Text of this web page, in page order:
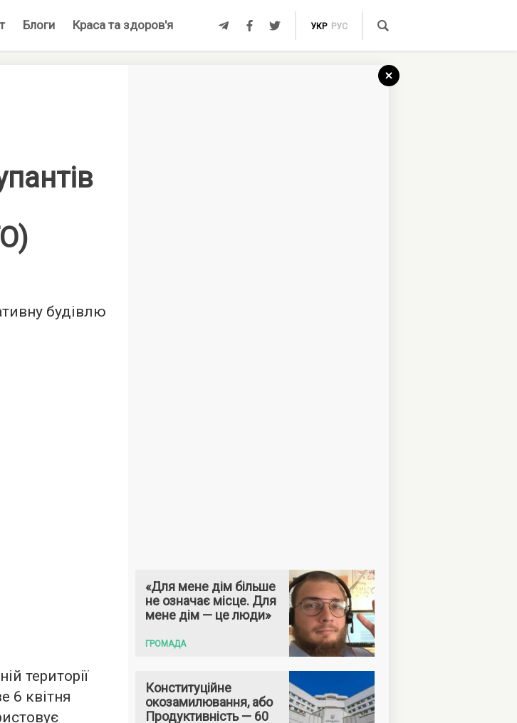
Блоги Краса та здоров'я УКР РУС
будівлю
території
6 квітня
«Для мене дім більше
не означає місце. Для
мене дім — це люди»
ГРОМАДА
Конституційне
окозамилювання, або
Продуктивність — 60